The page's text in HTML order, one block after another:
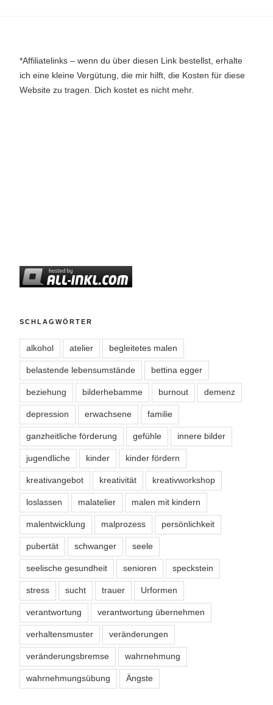
*Affiliatelinks – wenn du über diesen Link bestellst, erhalte
ich eine kleine Vergütung, die mir hilft, die Kosten für diese
Website zu tragen. Dich kostet es nicht mehr.
SCHLAGWÖRTER
alkohol atelier begleitetes malen
belastende lebensumstände bettina egger
beziehung bilderhebamme burnout demenz
depression erwachsene familie
ganzheitliche förderung gefühle innere bilder
jugendliche kinder kinder fördern
kreativangebot kreativität kreativworkshop
loslassen malatelier malen mit kindern
malentwicklung malprozess persönlichkeit
pubertät schwanger seele
seelische gesundheit senioren speckstein
stress sucht trauer Urformen
verantwortung verantwortung übernehmen
verhaltensmuster veränderungen
veränderungsbremse wahrnehmung
wahrnehmungsübung Ängste